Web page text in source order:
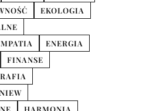
EKOLOGIA
ENERGIA
FINANSE
HARMONIA